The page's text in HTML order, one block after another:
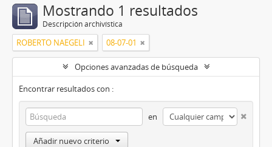
Mostrando 1 resultados
Descripción archivística
ROBERTO NAEGELI 08-07-01
Opciones avanzadas de búsqueda
Encontrar resultados con :
en
Añadir nuevo criterio